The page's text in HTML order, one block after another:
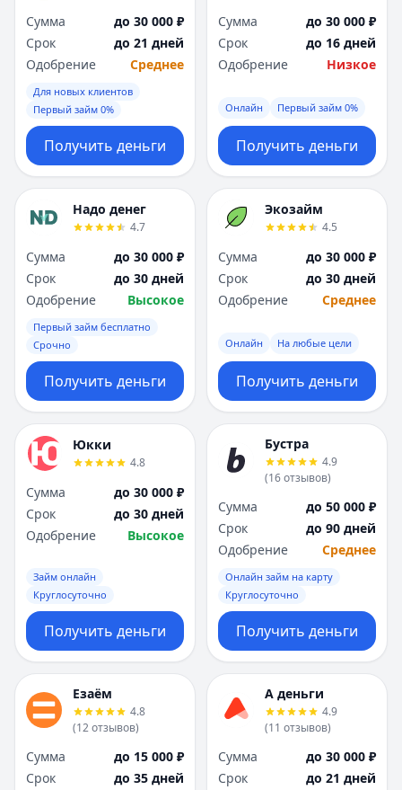
Сумма
до 30 000 ₽
Срок
до 21 дней
Одобрение
Среднее
Для новых клиентов
Первый займ 0%
Получить деньги
Сумма
до 30 000 ₽
Срок
до 16 дней
Одобрение
Низкое
Онлайн Первый займ 0%
Получить деньги
Надо денег
4.7
Сумма
до 30 000 ₽
Срок
до 30 дней
Одобрение
Высокое
Первый займ бесплатно
Срочно
Получить деньги
Экозайм
4.5
Сумма
до 30 000 ₽
Срок
до 30 дней
Одобрение
Среднее
Онлайн На любые цели
Получить деньги
Юкки
4.8
Сумма
до 30 000 ₽
Срок
до 30 дней
Одобрение
Высокое
Займ онлайн
Круглосуточно
Получить деньги
Бустра
4.9
(16отзывов)
Сумма
до 50 000 ₽
Срок
до 90 дней
Одобрение
Среднее
Онлайн займ на карту
Круглосуточно
Получить деньги
Езаём
4.8
(12отзывов)
Сумма
до 15 000 ₽
Срок
до 35 дней
А деньги
4.9
(11 отзывов)
Сумма
до 30 000 ₽
Срок
до 21 дней